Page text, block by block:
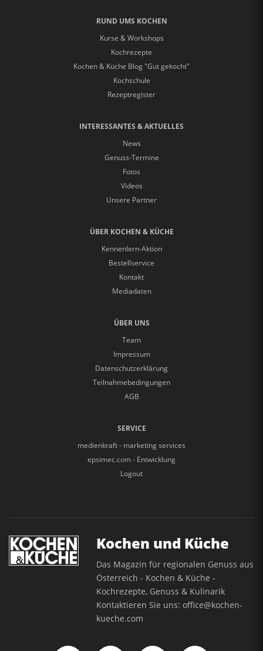
RUND UMS KOCHEN
Kurse & Workshops
Kochrezepte
Kochen & Küche Blog "Gut gekocht"
Kochschule
Rezeptregister
INTERESSANTES & AKTUELLES
News
Genuss-Termine
Fotos
Videos
Unsere Partner
ÜBER KOCHEN & KÜCHE
Kennenlern-Aktion
Bestellservice
Kontakt
Mediadaten
ÜBER UNS
Team
Impressum
Datenschutzerklärung
Teilnahmebedingungen
AGB
SERVICE
medienkraft - marketing services
epsimec.com - Entwicklung
Logout
Kochen und Küche
Das Magazin für regionalen Genuss aus
Österreich - Kochen & Küche -
Kochrezepte, Genuss & Kulinarik
Kontaktieren Sie uns:office@kochen-
kueche.com